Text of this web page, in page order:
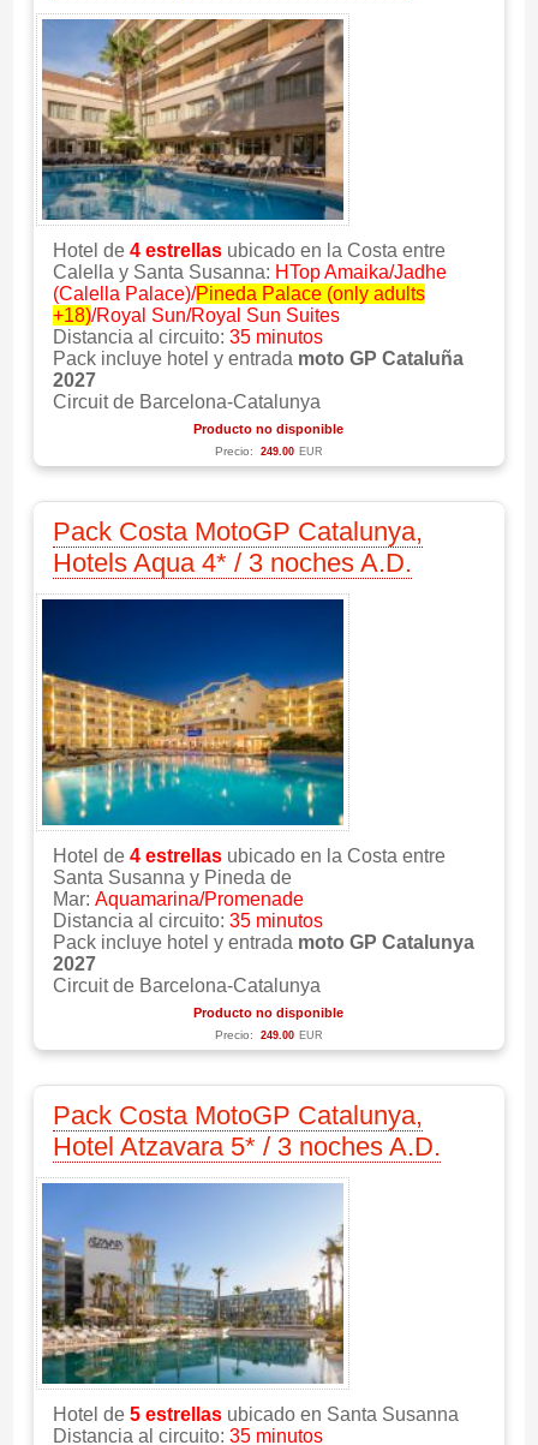
Hotel de 4 estrellasubicado en la Costa entre
Calella y Santa Susanna: HTop Amaika/Jadhe
(Calella Palace)/Pineda Palace (only adults
+18)/Royal Sun/Royal Sun Suites
Distancia al circuito: 35 minutos
Pack incluye hotel y entrada moto GP Cataluña
2027
Circuit de Barcelona-Catalunya
Producto no disponible
Precio: 249.00 EUR
Pack Costa MotoGP Catalunya,
Hotels Aqua 4* / 3 noches A.D.
Hotel de 4 estrellasubicado en la Costa entre
Santa Susanna y Pineda de
Mar: Aquamarina/Promenade
Distancia al circuito: 35 minutos
Pack incluye hotel y entrada moto GP Catalunya
2027
Circuit de Barcelona-Catalunya
Producto no disponible
Precio: 249.00 EUR
Pack Costa MotoGP Catalunya,
Hotel Atzavara 5* / 3 noches A.D.
Hotel de 5 estrellasubicado en Santa Susanna
Distancia al circuito: 35 minutos